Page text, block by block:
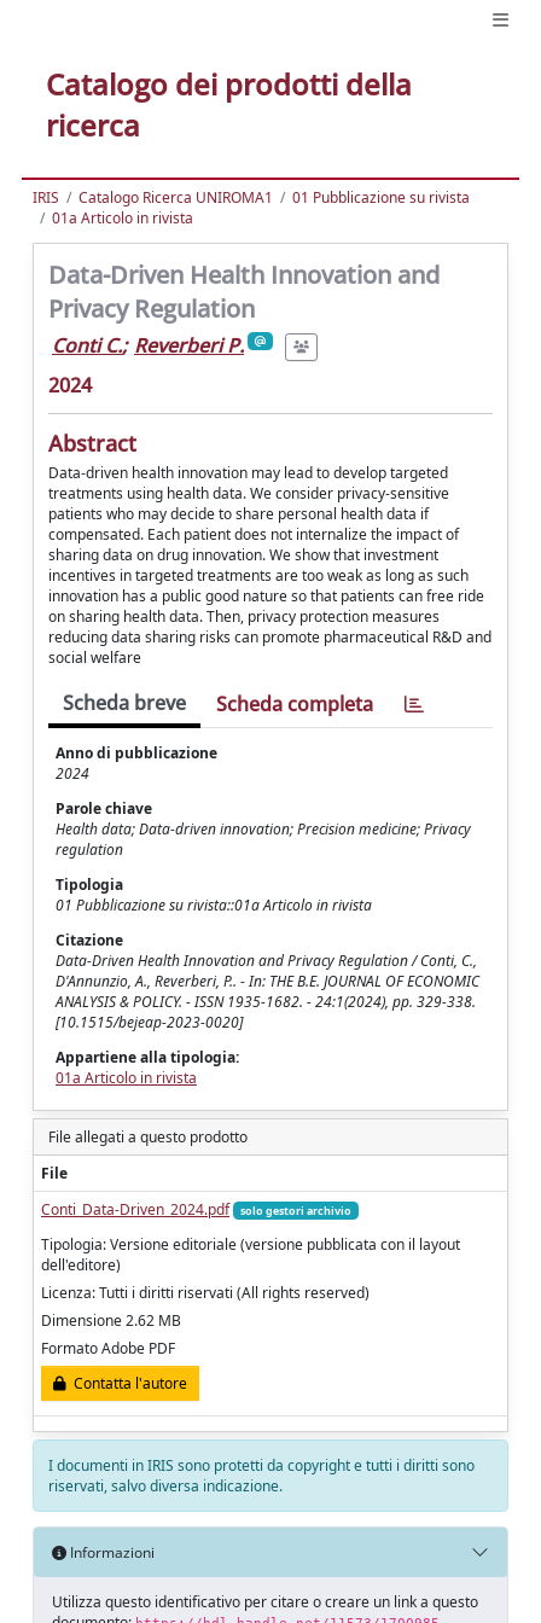
Catalogo dei prodotti della
ricerca
IRIS Catalogo Ricerca UNIROMA1
01 Pubblicazione su rivista
01a Articolo in rivista
Data-Driven Health Innovation and
Privacy Regulation
Conti C.; Reverberi P.
2024
Abstract
Data-driven health innovation may lead to develop targeted
treatments using health data. We consider privacy-sensitive
patients who may decide to share personal health data if
compensated. Each patient does not internalize the impact of
sharing data on drug innovation. We show that investment
incentives in targeted treatments are too weak as long as such
innovation has a public good nature so that patients can free ride
on sharing health data. Then, privacy protection measures
reducing data sharing risks can promote pharmaceutical R&D and
social welfare
Scheda breve Scheda completa
Anno di pubblicazione
2024
Parole chiave
Health data; Data-driven innovation; Precision medicine; Privacy
regulation
Tipologia
01 Pubblicazione su rivista::01a Articolo in rivista
Citazione
Data-Driven Health Innovation and Privacy Regulation / Conti, C.,
D'Annunzio, A., Reverberi, P.. - In: THE B.E. JOURNAL OF ECONOMIC
ANALYSIS & POLICY. - ISSN 1935-1682. - 24:1(2024), pp. 329-338.
[10.1515/bejeap-2023-0020]
Appartiene alla tipologia:
01a Articolo in rivista
File allegati a questo prodotto
File
Conti_Data-Driven_2024.pdf
solo gestori archivio
Tipologia: Versione editoriale (versione pubblicata con il layout
dell'editore)
Licenza: Tutti i diritti riservati (All rights reserved)
Dimensione 2.62 MB
Formato Adobe PDF
Contatta l'autore
I documenti in IRIS sono protetti da copyright e tutti i diritti sono
riservati, salvo diversa indicazione.
Informazioni
Utilizza questo identificativo per citare o creare un link a questo